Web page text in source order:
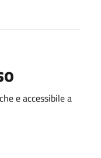
e accessibile a